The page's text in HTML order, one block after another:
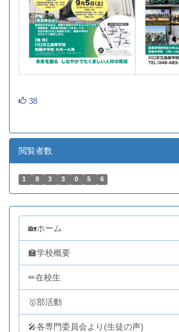
38
閲覧者数
1 8 3 3 0 5 6
🏡ホーム
🏫学校概要
✏在校生
🥇部活動
🎤各専門委員会より(生徒の声)